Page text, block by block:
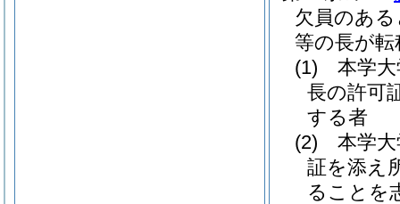
欠員のあ
等の長が
(1)
本学
長の許可
する者
(2)
本学
証を添え
ることを